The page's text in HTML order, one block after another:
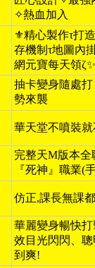
✧熱血加入
⚜️精心製作τ打
存機制τ地圖內
網元寶每天領ζ✨
抽卡變身隨處
勢來襲
華天堂不噴裝
完整天M版本全
『死神』職業(
仿正,課長無課
華麗變身暢快
效目光閃閃、
到爽!